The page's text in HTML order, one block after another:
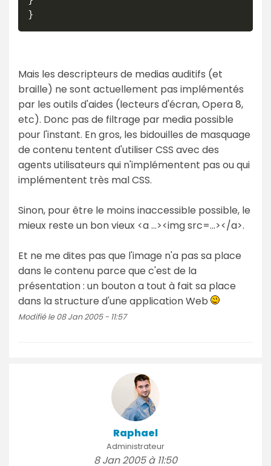
Mais les descripteurs de medias auditifs (et
braille) ne sont actuellement pas implémentés
par les outils d'aides (lecteurs d'écran, Opera 8,
etc). Donc pas de filtrage par media possible
pour l'instant. En gros, les bidouilles de masquage
de contenu tentent d'utiliser CSS avec des
agents utilisateurs qui n'implémentent pas ou qui
implémentent très mal CSS.
Sinon, pour être le moins inaccessible possible, le
mieux reste un bon vieux <a ...><img src=...></a>.
Et ne me dites pas que l'image n'a pas sa place
dans le contenu parce que c'est de la
présentation : un bouton a tout à fait sa place
dans la structure d'une application Web
Modifié le 08 Jan 2005 - 11:57
Raphael
Administrateur
8 Jan 2005 à 11:50